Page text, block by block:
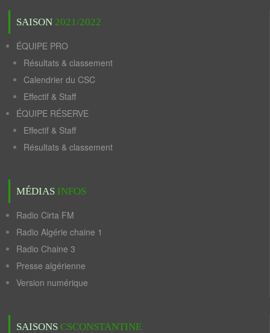
SAISON 2021/2022
ÉQUIPE PRO
Résultats & classement
Calendrier du CSC
Effectif & Staff
ÉQUIPE RÉSERVE
Effectif & Staff
Résultats & classement
MÉDIAS INFOS
Radio Cirta FM
Radio Algérie chaine 1
Radio Chaine 3
Presse algérienne
Version numérique
SAISONS CSCONSTANTINE